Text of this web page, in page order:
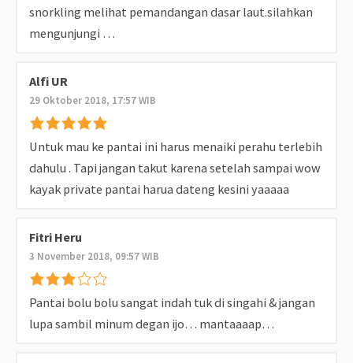
snorkling melihat pemandangan dasar laut.silahkan
mengunjungi …
Alfi UR
29 Oktober 2018, 17:57 WIB
Untuk mau ke pantai ini harus menaiki perahu terlebih
dahulu . Tapi jangan takut karena setelah sampai wow
kayak private pantai harua dateng kesini yaaaaa
Fitri Heru
3 November 2018, 09:57 WIB
Pantai bolu bolu sangat indah tuk di singahi & jangan
lupa sambil minum degan ijo… mantaaaap…